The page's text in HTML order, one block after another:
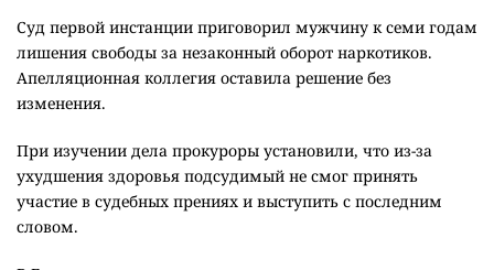
Суд первой инстанции приговорил мужчину к семи годам
лишения свободы за незаконный оборот наркотиков.
Апелляционная коллегия оставила решение без
изменения.
При изучении дела прокуроры установили, что из-за
ухудшения здоровья подсудимый не смог принять
участие в судебных прениях и выступить с последним
словом.